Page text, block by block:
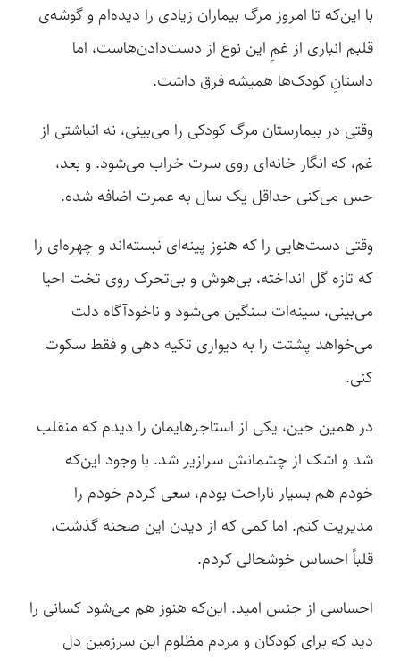
با این‌که تا امروز مرگ بیماران زیادی را دیده‌ام و گوشه‌ی
قلبم انباری از غمِ این نوع از دست‌دادن‌هاست، اما
داستانِ کودک‌ها همیشه فرق داشت.
وقتی در بیمارستان مرگ کودکی را می‌بینی، نه انباشتی از
غم، که انگار خانه‌ای روی سرت خراب می‌شود. و بعد،
حس می‌کنی حداقل یک سال به عمرت اضافه شده.
وقتی دست‌هایی را که هنوز پینه‌ای نبسته‌اند و چهره‌ای را
که تازه گل انداخته، بی‌هوش و بی‌تحرک روی تخت احیا
می‌بینی، سینه‌ات سنگین می‌شود و ناخودآگاه دلت
می‌خواهد پشتت را به دیواری تکیه دهی و فقط سکوت
کنی.
در همین حین، یکی از استاجرهایمان را دیدم که منقلب
شد و اشک از چشمانش سرازیر شد. با وجود این‌که
خودم هم بسیار ناراحت بودم، سعی کردم خودم را
مدیریت کنم. اما کمی که از دیدن این صحنه گذشت،
قلباً احساس خوشحالی ‌کردم.
احساسی از جنس امید. این‌که هنوز هم می‌شود کسانی را
دید که برای کودکان و مردم مظلوم این سرزمین دل